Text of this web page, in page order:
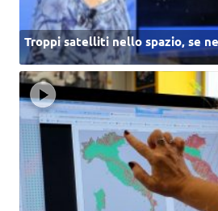
Troppi satelliti nello spazio, se